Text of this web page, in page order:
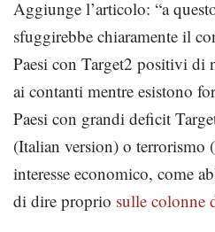
Aggiunge l’articolo: “a
sfuggirebbe chiaramente il
Paesi con Target2 positivi
ai contanti mentre esistono
Paesi con grandi deficit
(Italian version) o terrorismo
interesse economico, come
di dire proprio sulle colonne